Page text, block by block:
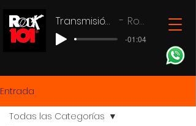
Transmisión en vivo Rock 101
-01:04
Entrada
Todas las Categorías